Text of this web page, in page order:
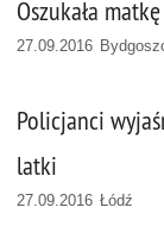
Oszukała
27.09.2016
Policjanci
latki
27.09.2016 Łódź